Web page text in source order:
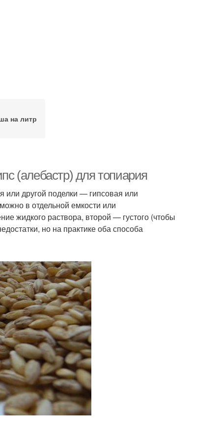
на литр
(алебастр) для топиария
или другой поделки — гипсовая или
в отдельной емкости или
жидкого раствора, второй — густого (чтобы
но на практике оба способа